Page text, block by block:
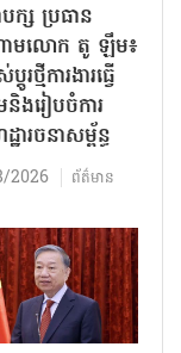
ក្ស ប្រធាន
ាមលោក តូ ឡឹម៖
ដូរថ្មីការងារធ្វើ
និងរៀបចំការ
ឋារចនាសម្ព័ន្ធ
2026 ព័ត៌មាន